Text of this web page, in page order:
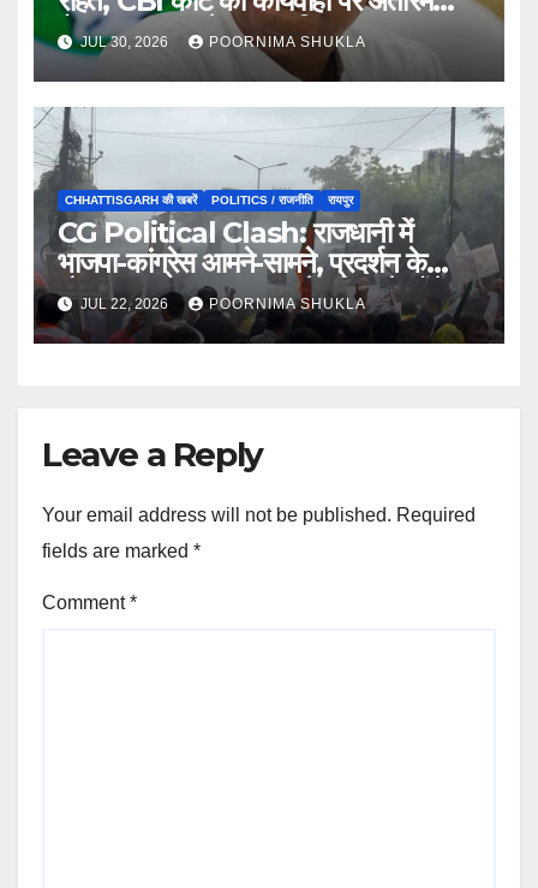
रोक; CD कांड में ट्रायल फिलहाल थमा…
JUL 30, 2026 POORNIMA SHUKLA
CHHATTISGARH की खबरें POLITICS / राजनीति रायपुर
CG Political Clash: राजधानी में
भाजपा-कांग्रेस आमने-सामने, प्रदर्शन के
दौरान बवाल; हालात संभालने पुलिस ने छोड़े
आंसू गैस के गोले और वाटर कैनन…
JUL 22, 2026 POORNIMA SHUKLA
Leave a Reply
Your email address will not be published. Required
fields are marked *
Comment*